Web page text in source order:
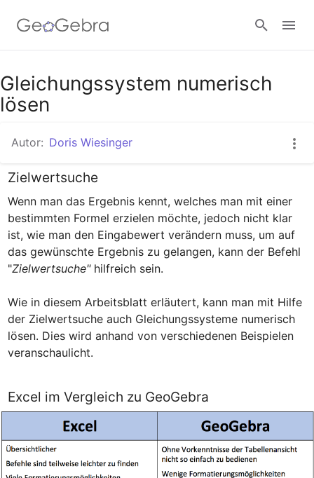
Anmelden
Gleichungssystem numerisch
lösen
Autor: Doris Wiesinger
Zielwertsuche
Wenn man das Ergebnis kennt, welches man mit einer
bestimmten Formel erzielen möchte, jedoch nicht klar
ist, wie man den Eingabewert verändern muss, um auf
das gewünschte Ergebnis zu gelangen, kann der Befehl
"Zielwertsuche" hilfreich sein.
Wie in diesem Arbeitsblatt erläutert, kann man mit Hilfe
der Zielwertsuche auch Gleichungssysteme numerisch
lösen. Dies wird anhand von verschiedenen Beispielen
veranschaulicht.
Excel im Vergleich zu GeoGebra